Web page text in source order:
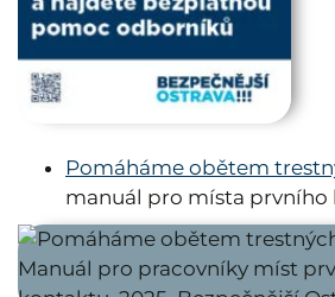
Pomáháme obětem
manuál pro místa prvního